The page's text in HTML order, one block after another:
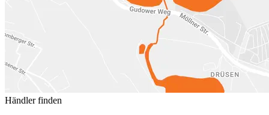
Händler finden